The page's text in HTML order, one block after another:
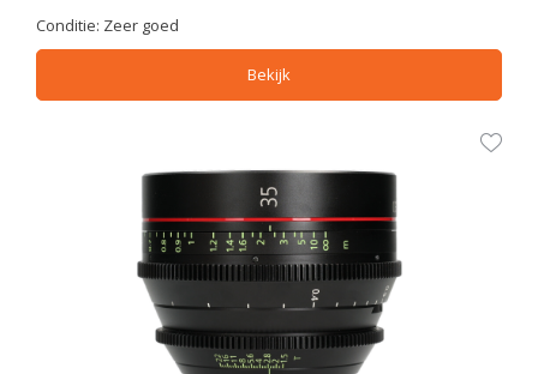
Conditie: Zeer goed
Bekijk